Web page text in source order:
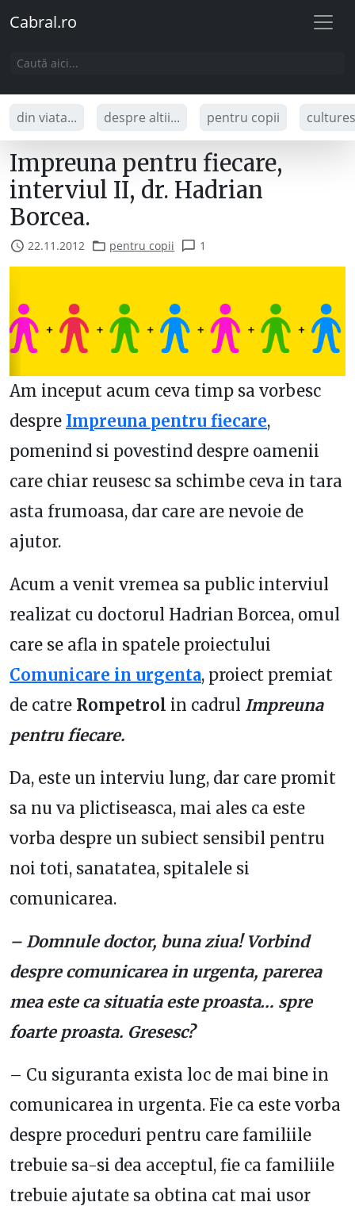
Cabral.ro
din viata... despre altii... pentru copii
Impreuna pentru fiecare,
interviul II, dr. Hadrian
Borcea.
22.11.2012 pentru copii 1
Am inceput acum ceva timp sa vorbesc
despre Impreuna pentru fiecare,
pomenind si povestind despre oamenii
care chiar reusesc sa schimbe ceva in tara
asta frumoasa, dar care are nevoie de
ajutor.
Acum a venit vremea sa public interviul
realizat cu doctorul Hadrian Borcea, omul
care se afla in spatele proiectului
Comunicare in urgenta, proiect premiat
de catre Rompetrol in cadrul Impreuna
pentru fiecare.
Da, este un interviu lung, dar care promit
sa nu va plictiseasca, mai ales ca este
vorba despre un subiect sensibil pentru
noi toti, sanatatea, spitalele si
comunicarea.
– Domnule doctor, buna ziua! Vorbind
despre comunicarea in urgenta, parerea
mea este ca situatia este proasta… spre
foarte proasta. Gresesc?
– Cu siguranta exista loc de mai bine in
comunicarea in urgenta. Fie ca este vorba
despre proceduri pentru care familiile
trebuie sa-si dea acceptul, fie ca familiile
trebuie ajutate sa obtina cat mai usor